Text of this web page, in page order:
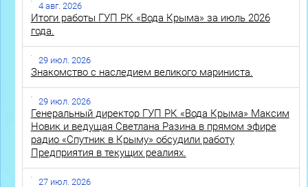
4 авг. 2026
Итоги работы ГУП РК «Вода Крыма» за июль 2026
года.
29 июл. 2026
Знакомство с наследием великого мариниста.
29 июл. 2026
Генеральный директор ГУП РК «Вода Крыма» Максим
Новик и ведущая Светлана Разина в прямом эфире
радио «Спутник в Крыму» обсудили работу
Предприятия в текущих реалиях.
27 июл. 2026